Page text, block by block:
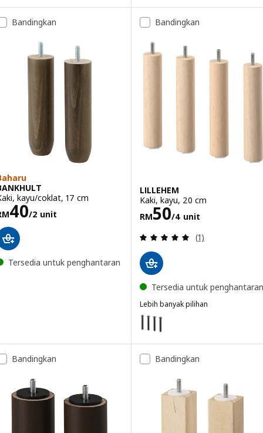
Bandingkan
kayu/coklat, 17 cm
40/2 unitRM 40/2 unit
Tersedia untuk penghantaran
Bandingkan
LILLEHEM
Kaki, kayu, 20 cm
RM50/4 unit
Harga RM 50/
Ulasan: 5
(1)
Tersedia untuk penghantaran
Lebih banyak pilihan
LILLEHEM
Pilihan: LILLEHEM, Kaki, logam,
Bandingkan Bandingkan